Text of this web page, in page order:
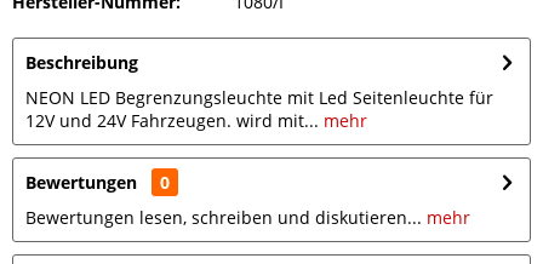
Beschreibung
NEON LED Begrenzungsleuchte mit Led Seitenleuchte für
12V und 24V Fahrzeugen. wird mit... mehr
Bewertungen
0
Bewertungen lesen, schreiben und diskutieren... mehr